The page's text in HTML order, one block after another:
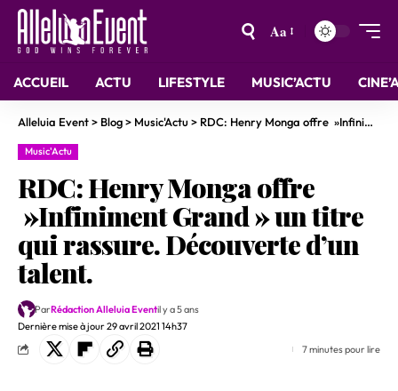
Aa
ACCUEIL ACTU LIFESTYLE MUSIC’ACTU
Alleluia Event> Blog> Music'Actu > RDC: Henry Monga offre »Infiniment Grand » un titre qui rassure. Découverte d’un talent.
Music'Actu
RDC: Henry Monga offre
»Infiniment Grand » un titre
qui rassure. Découverte d’un
talent.
Dernière mise à jour 29 avril 2021 14h37
ParRédaction Alleluia Eventil y a 5 ans
7 minutes pour lire